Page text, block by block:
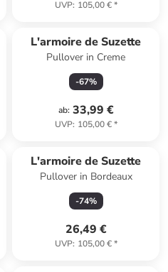
UVP: 105,00 €*
L'armoire de Suzette
Pullover in Creme
-67%
ab: 33,99 €
UVP: 105,00 €*
L'armoire de Suzette
Pullover in Bordeaux
-74%
26,49 €
UVP: 105,00 €*